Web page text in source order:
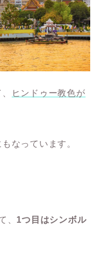
ヒンドゥー教色が
もなっています。
、 1つ目はシンボル